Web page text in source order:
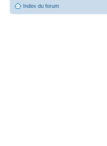
Index du forum